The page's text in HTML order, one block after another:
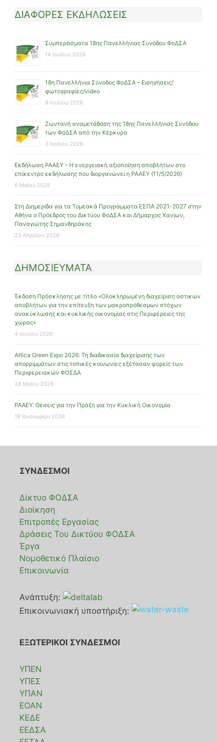
ΔΙΑΦΟΡΕΣ ΕΚΔΗΛΩΣΕΙΣ
Συμπεράσματα 18ης Πανελλήνιας Συνόδου ΦοΔΣΑ
14 Ιουλίου 2026
18η Πανελλήνια Σύνοδος ΦοΔΣΑ – Εισηγήσεις/
φωτογραφίες/video
8 Ιουλίου 2026
Ζωντανή αναμετάδοση της 18ης Πανελλήνιας Συνόδου
των ΦοΔΣΑ από την Κέρκυρα
3 Ιουλίου 2026
Εκδήλωση ΡΑΑΕΥ – Η ενεργειακή αξιοποίηση αποβλήτων στο
επίκεντρο εκδήλωσης που διοργανώνει η ΡΑΑΕΥ (11/5/2026)
6 Μαΐου 2026
Στη Διημερίδα για τα Τομεακά Προγράμματα ΕΣΠΑ 2021-2027 στην
Αθήνα ο Πρόεδρος του Δικτύου ΦοΔΣΑ και Δήμαρχος Χανίων,
Παναγιώτης Σημανδηράκης
23 Απριλίου 2026
ΔΗΜΟΣΙΕΥΜΑΤΑ
Έκδοση Πρόσκλησης με τίτλο «Ολοκληρωμένη διαχείριση αστικών
αποβλήτων για την επίτευξη των μακροπρόθεσμων στόχων
ανακύκλωσης και κυκλικής οικονομίας στις Περιφέρειες της
χώρας»
4 Ιουνίου 2026
Attica Green Expo 2026: Τη διαδικασία διαχείρισης των
απορριμμάτων στις τοπικές κοινωνίες εξέτασαν φορείς των
Περιφερειακών ΦΟΣΔΑ
28 Μαΐου 2026
ΡΑΑΕΥ: Θέσεις για την Πράξη για την Κυκλική Οικονομία
19 Ιανουαρίου 2026
ΣΥΝΔΕΣΜΟΙ
Δίκτυο ΦΟΔΣΑ
Διοίκηση
Επιτροπές Εργασίας
Δράσεις Του Δικτύου ΦΟΔΣΑ
Έργα
Νομοθετικό Πλαίσιο
Επικοινωνία
Ανάπτυξη:
Επικοινωνιακή υποστήριξη:
ΕΞΩΤΕΡΙΚΟΙ ΣΥΝΔΕΣΜΟΙ
ΥΠΕΝ
ΥΠΕΣ
ΥΠΑΝ
ΕΟΑΝ
ΚΕΔΕ
ΕΕΔΣΑ